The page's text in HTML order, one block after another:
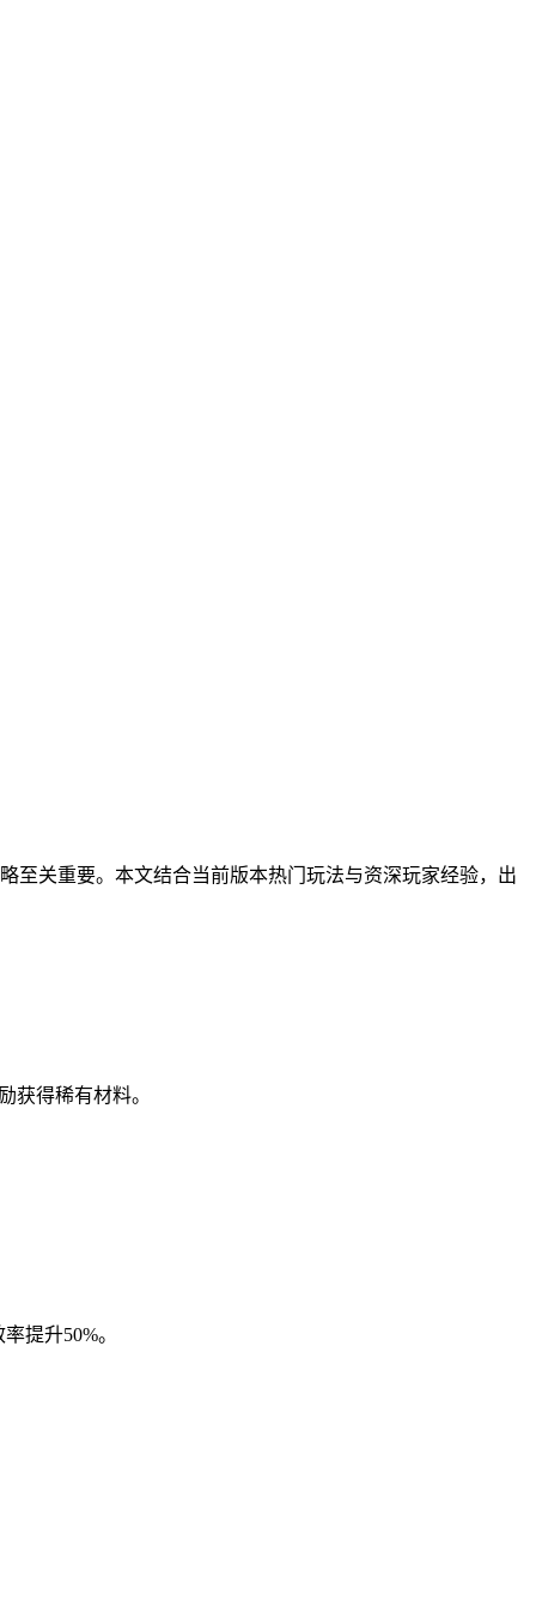
至关重要。本文结合当前版本热门玩法与资深玩家经验，出
获得稀有材料。
提升50%。